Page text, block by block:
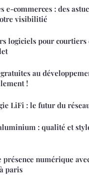
e-commerces : des
visibilitié
logiciels pour courtiers
au
!
LiFi : le futur du
: qualité et
présence numérique
paris